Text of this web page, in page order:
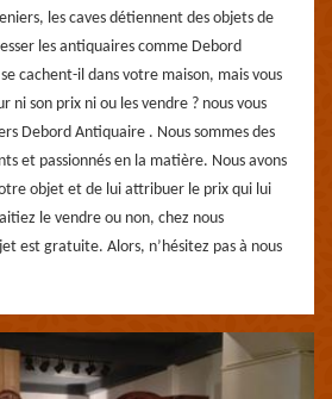
les caves détiennent des objets de
les antiquaires comme Debord
cachent-il dans votre maison, mais vous
ni son prix ni ou les vendre ? nous vous
Debord Antiquaire . Nous sommes des
et passionnés en la matière. Nous avons
objet et de lui attribuer le prix qui lui
le vendre ou non, chez nous
est gratuite. Alors, n’hésitez pas à nous